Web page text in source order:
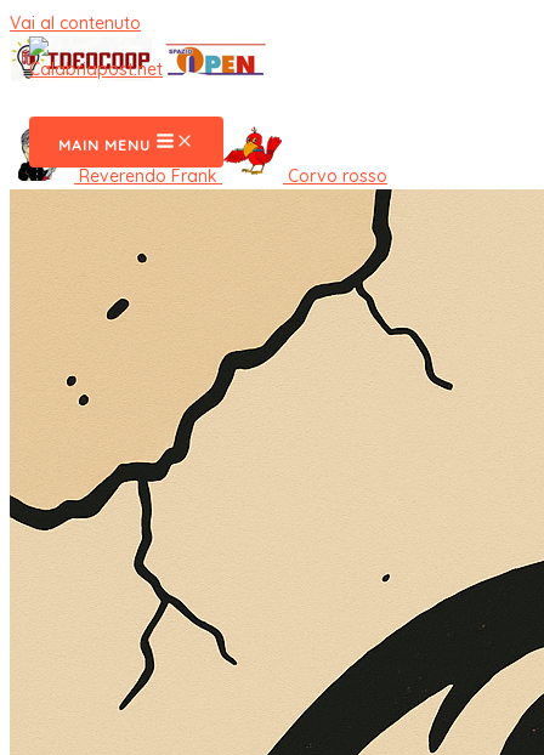
Vai al contenuto
MAIN MENU
Reverendo Frank Corvo rosso